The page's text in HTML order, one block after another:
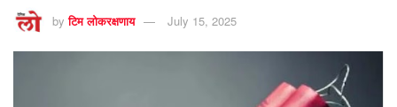
by टिम लोकरक्षणाय July 15, 2025